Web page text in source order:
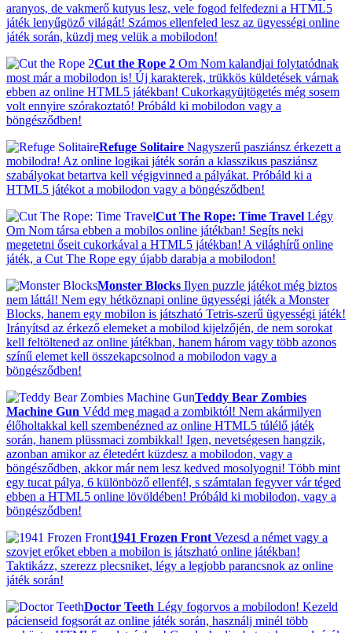
aranyos, de vakmerő kutyus lesz, vele fogod felfedezni a HTML5
játék lenyűgöző világát! Számos ellenfeled lesz az ügyességi online
játék során, küzdj meg velük a mobilodon!
Cut the Rope 2 Om Nom kalandjai folytatódnak
most már a mobilodon is! Új karakterek, trükkös küldetések várnak
ebben az online HTML5 játékban! Cukorkagyüjtögetés még sosem
volt ennyire szórakoztató! Próbáld ki mobilodon vagy a
böngésződben!
Refuge Solitaire Nagyszerű pasziánsz érkezett a
mobilodra! Az online logikai játék során a klasszikus pasziánsz
szabályokat betartva kell végigvinned a pályákat. Próbáld ki a
HTML5 játékot a mobilodon vagy a böngésződben!
Cut The Rope: Time Travel Légy
Om Nom társa ebben a mobilos online játékban! Segíts neki
megetetni őseit cukorkával a HTML5 játékban! A világhírű online
játék, a Cut The Rope egy újabb darabja a mobilodon!
Monster Blocks Ilyen puzzle játékot még biztos
nem láttál! Nem egy hétköznapi online ügyességi játék a Monster
Blocks, hanem egy mobilon is játszható Tetris-szerű ügyességi játék!
Irányítsd az érkező elemeket a mobilod kijelzőjén, de nem sorokat
kell feltöltened az online játékban, hanem három vagy több azonos
színű elemet kell összekapcsolnod a mobilodon vagy a
böngésződben!
Teddy Bear Zombies
Machine Gun Védd meg magad a zombiktól! Nem akármilyen
élőholtakkal kell szembenézned az online HTML5 túlélő játék
során, hanem plüssmaci zombikkal! Igen, nevetségesen hangzik,
azonban amikor az életedért küzdesz a mobilodon, vagy a
böngésződben, akkor már nem lesz kedved mosolyogni! Több mint
egy tucat pálya, 6 különböző ellenfél, s számtalan fegyver vár téged
ebben a HTML5 online lövöldében! Próbáld ki mobilodon, vagy a
böngésződben!
1941 Frozen Front Vezesd a német vagy a
szovjet erőket ebben a mobilon is játszható online játékban!
Taktikázz, szerezz plecsniket, légy a legjobb parancsnok az online
játék során!
Doctor Teeth Légy fogorvos a mobilodon! Kezeld
pácienseid fogsorát az online játék során, használj minél több